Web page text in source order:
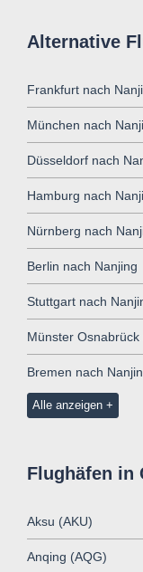
Alternative
Frankfurt nach
München nach
Düsseldorf nach
Hamburg nach
Nürnberg nach
Berlin nach Nanjing
Stuttgart nach
Münster Osnabrück
Bremen nach
Alle anzeigen
Flughäfen in
Aksu (AKU)
Anqing (AQG)